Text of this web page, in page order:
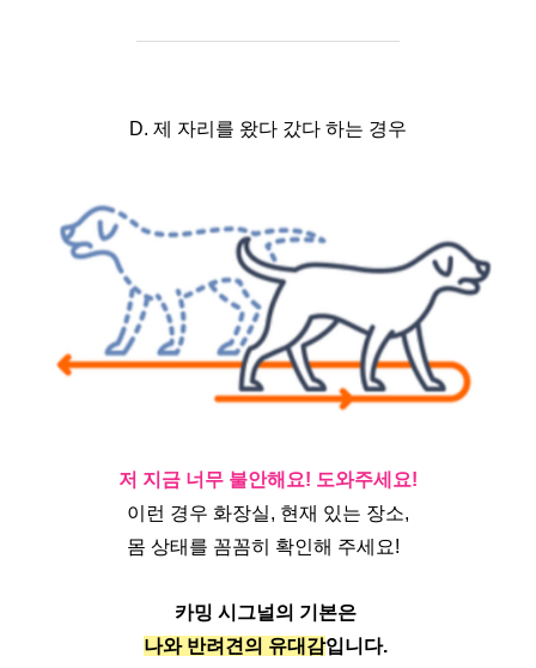
D. 제 자리를 왔다 갔다 하는 경우
저 지금 너무 불안해요! 도와주세요!
이런 경우 화장실, 현재 있는 장소,
몸 상태를 꼼꼼히 확인해 주세요!
카밍 시그널의 기본은
나와 반려견의 유대감입니다.